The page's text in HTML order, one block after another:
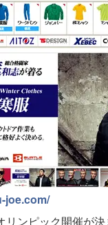
joe.com/
ンピック開催が